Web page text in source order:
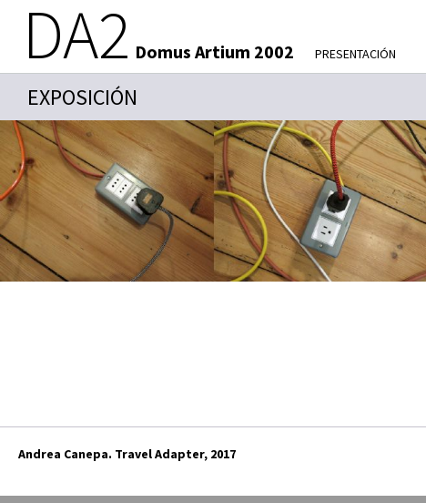
DA2 Domus Artium 2002 PRESENTACIÓN
EXPOSICIÓN
Andrea Canepa. Travel Adapter, 2017